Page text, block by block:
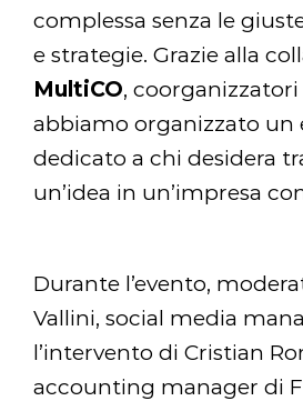
complessa senza le
e strategie. Grazie alla
MultiCO,
abbiamo organizzato un
dedicato a chi desidera
un’idea in un’impresa
Durante l’evento,
Vallini, social media
l’intervento di Cristian
accounting manager di